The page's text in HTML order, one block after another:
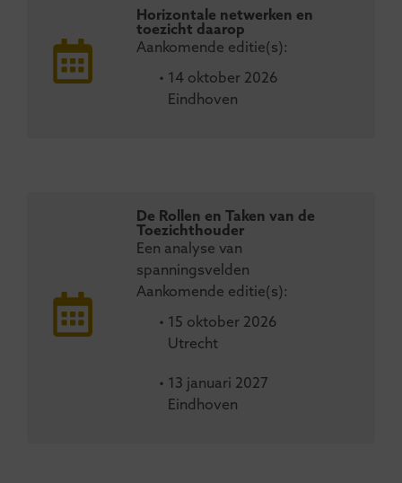
Horizontale netwerken en
toezicht daarop
Aankomende editie(s):
• 14 oktober 2026
Eindhoven
De Rollen en Taken van de
Toezichthouder
Een analyse van
spanningsvelden
Aankomende editie(s):
• 15 oktober 2026
Utrecht
• 13 januari 2027
Eindhoven